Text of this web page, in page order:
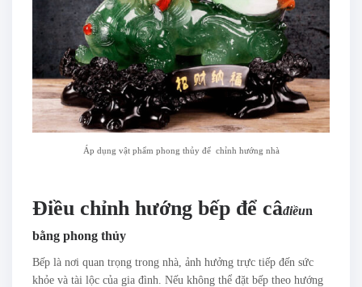
Áp dụng vật phẩm phong thủy để chỉnh hướng nhà
Điều chỉnh hướng bếp để câđiềun
bằng phong thủy
Bếp là nơi quan trọng trong nhà, ảnh hưởng trực tiếp đến sức
khỏe và tài lộc của gia đình. Nếu không thể đặt bếp theo hướng